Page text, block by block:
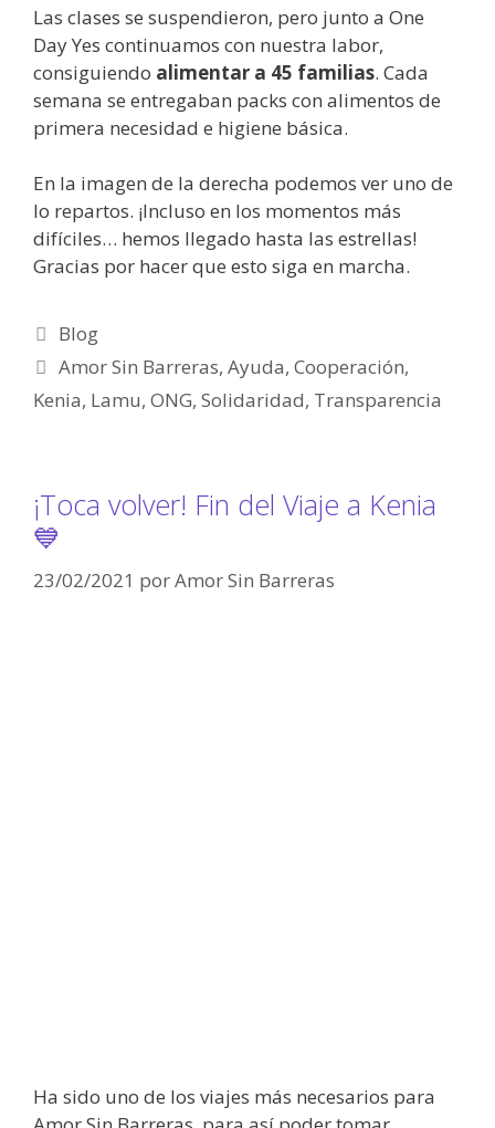
Las clases se suspendieron, pero junto a One
Day Yes continuamos con nuestra labor,
consiguiendo alimentar a 45 familias. Cada
semana se entregaban packs con alimentos de
primera necesidad e higiene básica.
En la imagen de la derecha podemos ver uno de
lo repartos. ¡Incluso en los momentos más
difíciles… hemos llegado hasta las estrellas!
Gracias por hacer que esto siga en marcha.
Blog
Amor Sin Barreras,Ayuda,Cooperación,
Kenia, Lamu, ONG, Solidaridad, Transparencia
¡Toca volver! Fin del Viaje a Kenia
💙
23/02/2021 porAmor Sin Barreras
Ha sido uno de los viajes más necesarios para